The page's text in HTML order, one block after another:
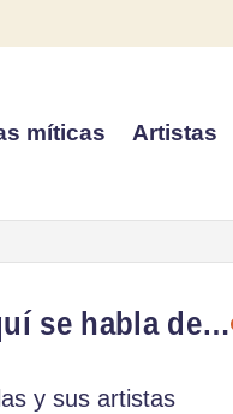
míticas Artistas
se habla de…
y sus artistas